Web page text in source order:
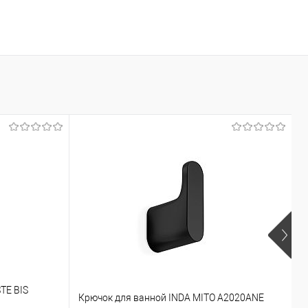
BIS
Крючок для ванной INDA MITO A2020ANE